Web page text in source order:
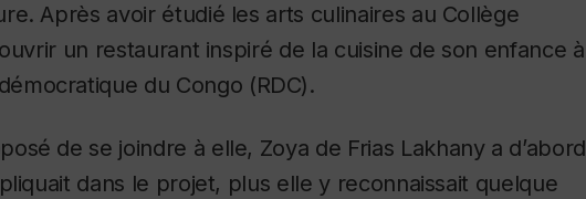
Après avoir étudié les arts culinaires au Collège
un restaurant inspiré de la cuisine de son enfance à
du Congo (RDC).
de se joindre à elle, Zoya de Frias Lakhany a d’abord
dans le projet, plus elle y reconnaissait quelque